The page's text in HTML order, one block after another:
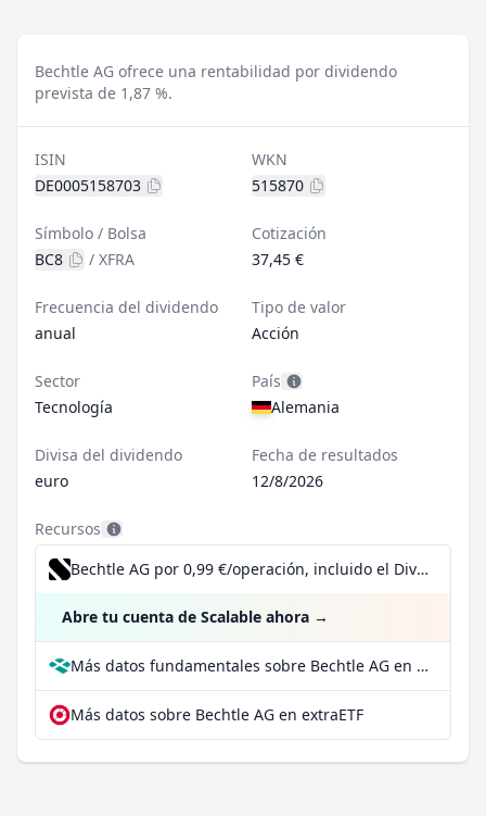
Bechtle AG ofrece una rentabilidad por dividendo
prevista de 1,87 %.
ISIN
DE0005158703
WKN
515870
Símbolo / Bolsa
BC8
/ XFRA
Cotización
37,45 €
Frecuencia del dividendo
anual
Tipo de valor
Acción
Sector
Tecnología
País
Alemania
Divisa del dividendo
euro
Fecha de resultados
12/8/2026
Recursos
Bechtle AG por 0,99 €/operación, incluido el Dividend Reinvestment Plan
Abre tu cuenta de Scalable ahora →
Más datos fundamentales sobre Bechtle AG en Parqet
Más datos sobre Bechtle AG en extraETF